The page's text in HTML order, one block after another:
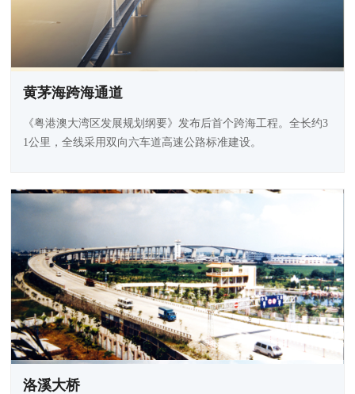
黄茅海跨海通道
《粤港澳大湾区发展规划纲要》发布后首个跨海工程。全长约3
1公里，全线采用双向六车道高速公路标准建设。
洛溪大桥